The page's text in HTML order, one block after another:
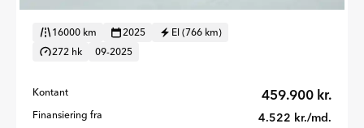
16000 km 2025
El (766 km)
272 hk
09-2025
Kontant 459.900 kr.
Finansiering fra 4.522 kr./md.